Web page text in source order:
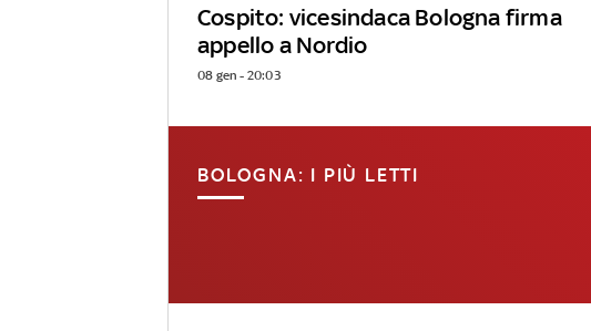
Cospito: vicesindaca Bologna firma
appello a Nordio
08 gen - 20:03
BOLOGNA: I PIÙ LETTI